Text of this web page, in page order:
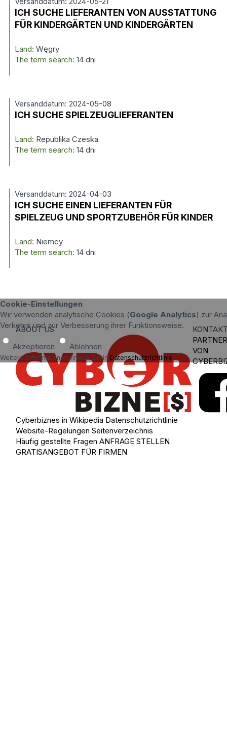
ICH SUCHE LIEFERANTEN VON AUSSTATTUNG
FÜR KINDERGÄRTEN UND KINDERGÄRTEN
Land: Węgry
The term search: 14 dni
Versanddatum: 2024-05-08
ICH SUCHE SPIELZEUGLIEFERANTEN
Land: Republika Czeska
The term search: 14 dni
Versanddatum: 2024-04-03
ICH SUCHE EINEN LIEFERANTEN FÜR
SPIELZEUG UND SPORTZUBEHÖR FÜR KINDER
Land: Niemcy
The term search: 14 dni
Cookie-Einstellungen
Wir verwenden analytische Cookies (Google Analytics) zur
Verkehrs und zur Verbesserung ihrer Funktionsweise.
Akzeptieren Ablehnen
Weitere Informationen finden Sie in Datenschutzrichtlinie.
ABOUT US
Cyberbiznes in Wikipedia Datenschutzrichtlinie
Website-Regelungen Seitenverzeichnis
Häufig gestellte Fragen ANFRAGE STELLEN
GRATISANGEBOT FÜR FIRMEN
VON